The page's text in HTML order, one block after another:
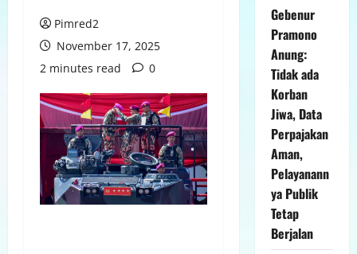
Pimred2
November 17, 2025
2 minutes read
0
Gebenur
Pramono
Anung:
Tidak ada
Korban
Jiwa, Data
Perpajakan
Aman,
Pelayanann
ya Publik
Tetap
Berjalan